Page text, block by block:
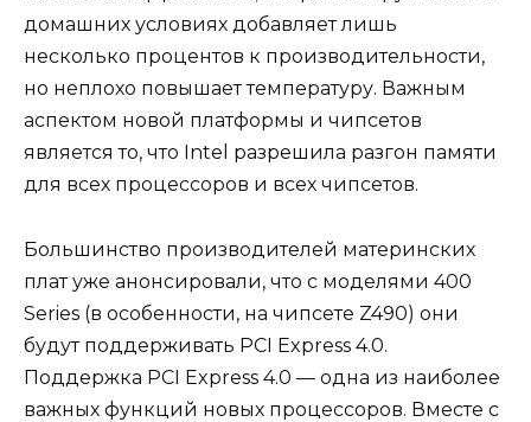
домашних условиях добавляет лишь
несколько процентов к производительности,
но неплохо повышает температуру. Важным
аспектом новой платформы и чипсетов
является то, что Intel разрешила разгон памяти
для всех процессоров и всех чипсетов.
Большинство производителей материнских
плат уже анонсировали, что с моделями 400
Series (в особенности, на чипсете Z490) они
будут поддерживать PCI Express 4.0.
Поддержка PCI Express 4.0 — одна из наиболее
важных функций новых процессоров. Вместе с